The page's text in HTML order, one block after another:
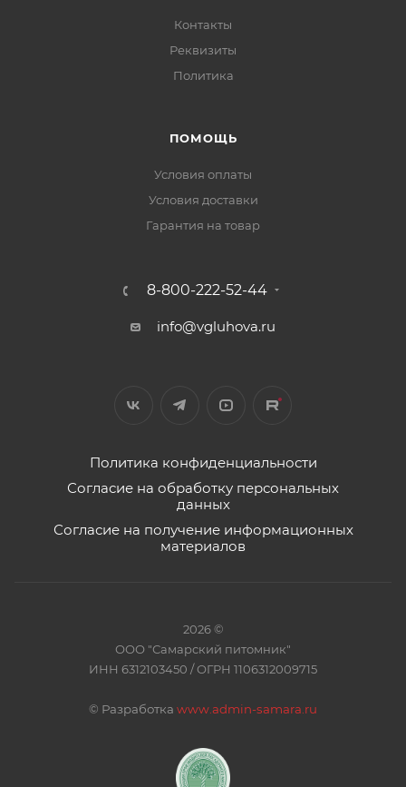
Контакты
Реквизиты
Политика
ПОМОЩЬ
Условия оплаты
Условия доставки
Гарантия на товар
8-800-222-52-44
info@vgluhova.ru
Политика конфиденциальности
Согласие на обработку персональных
данных
Согласие на получение информационных
материалов
2026 ©
ООО "Самарский питомник"
ИНН 6312103450 / ОГРН 1106312009715
© Разработка www.admin-samara.ru